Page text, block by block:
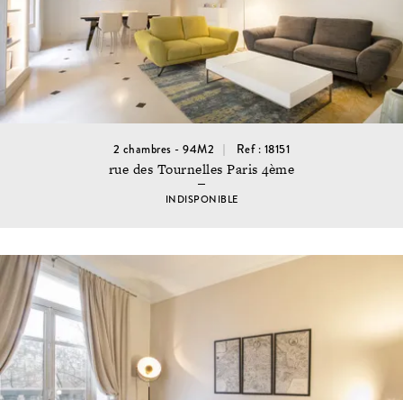
2 chambres - 94M2 Ref : 18151
rue des Tournelles Paris 4ème
INDISPONIBLE